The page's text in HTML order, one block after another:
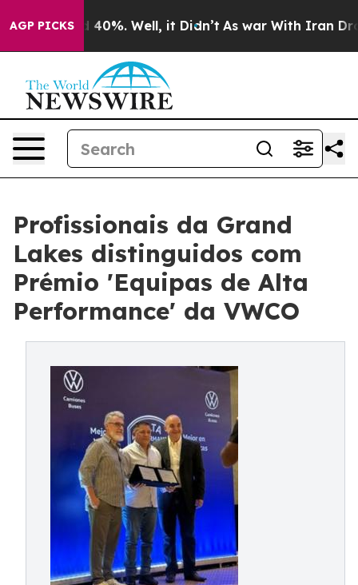
AGP PICKS
Around 40%. Well, it Didn’t As war With Iran Drove
Profissionais da Grand
Lakes distinguidos com
Prémio 'Equipas de Alta
Performance' da VWCO